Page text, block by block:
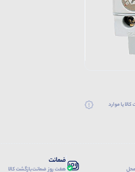
یا موارد
ضمانت
هفت روز ضمانت بازگشت کالا